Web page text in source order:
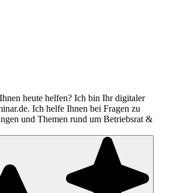
heute helfen? Ich bin Ihr digitaler
Ich helfe Ihnen bei Fragen zu
und Themen rund um Betriebsrat &